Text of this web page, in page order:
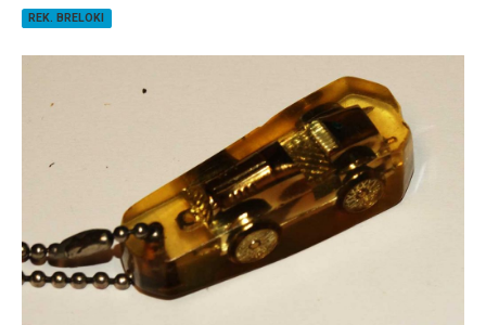
REK. BRELOKI